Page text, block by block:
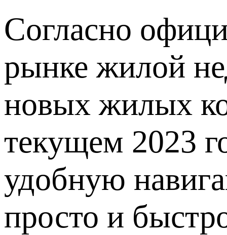
Согласно
рынке жилой
новых жилых
текущем 2023
удобную
просто и